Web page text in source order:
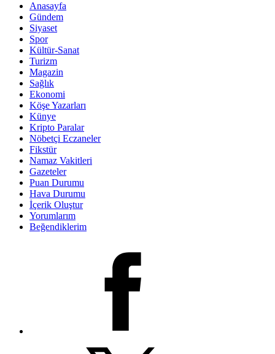
Anasayfa
Gündem
Siyaset
Spor
Kültür-Sanat
Turizm
Magazin
Sağlık
Ekonomi
Köşe Yazarları
Künye
Kripto Paralar
Nöbetçi Eczaneler
Fikstür
Namaz Vakitleri
Gazeteler
Puan Durumu
Hava Durumu
İçerik Oluştur
Yorumlarım
Beğendiklerim